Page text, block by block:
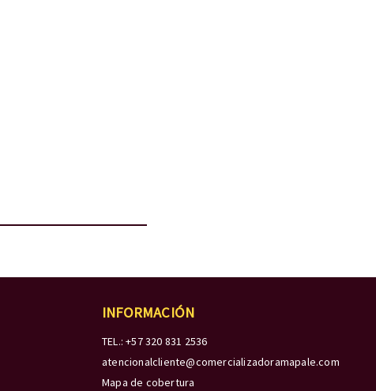
INFORMACIÓN
TEL.: +57 320 831 2536
atencionalcliente@comercializadoramapale.com
Mapa de cobertura